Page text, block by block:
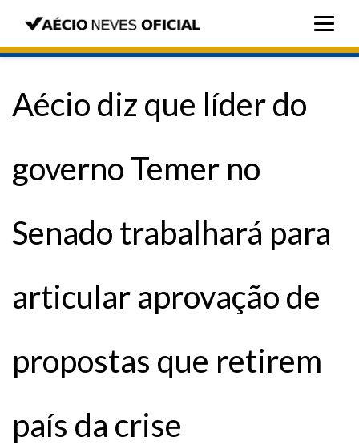
Aécio diz que líder do
governo Temer no
Senado trabalhará para
articular aprovação de
propostas que retirem
país da crise